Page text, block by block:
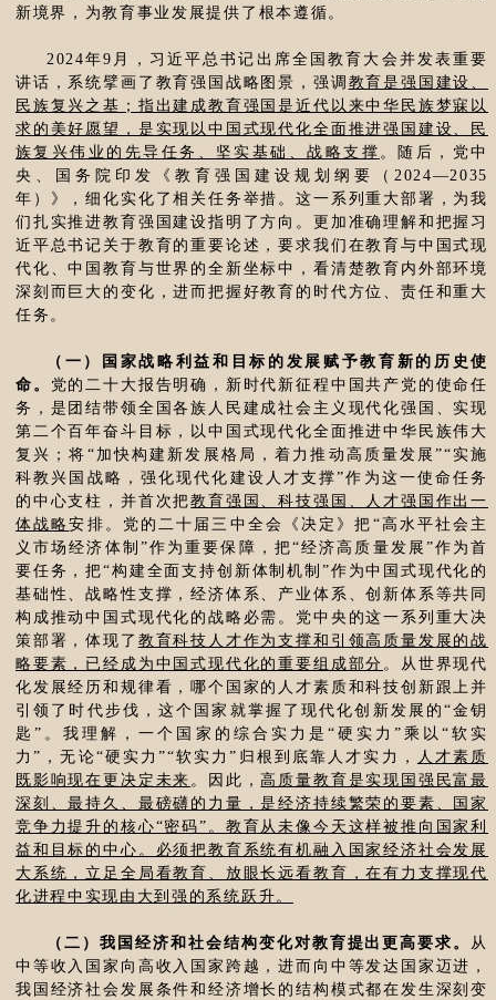
新境界，为教育事业发展提供了根本遵循。
2024年9月，习近平总书记出席全国教育大会并发表重要
讲话，系统擘画了教育强国战略图景，强调 教育是强国建设、
民族复兴之基；指出建成教育强国是近代以来中华民族梦寐以
求的美好愿望，是实现以中国式现代化全面推进强国建设、民
族复兴伟业的先导任务、坚实基础、战略支撑 。随后，党中
央、国务院印发《教育强国建设规划纲要（2024—2035
年）》，细化实化了相关任务举措。这一系列重大部署，为我
们扎实推进教育强国建设指明了方向。更加准确理解和把握习
近平总书记关于教育的重要论述，要求我们在教育与中国式现
代化、中国教育与世界的全新坐标中，看清楚教育内外部环境
深刻而巨大的变化，进而把握好教育的时代方位、责任和重大
任务。
（一）国家战略利益和目标的发展赋予教育新的历史使
命。 党的二十大报告明确，新时代新征程中国共产党的使命任
务，是团结带领全国各族人民建成社会主义现代化强国、实现
第二个百年奋斗目标，以中国式现代化全面推进中华民族伟大
复兴；将“加快构建新发展格局，着力推动高质量发展”“实施
科教兴国战略，强化现代化建设人才支撑”作为这一使命任务
的中心支柱，并首次把教育强国、科技强国、人才强国作出一
体战略安排。党的二十届三中全会《决定》把“高水平社会主
义市场经济体制”作为重要保障，把“经济高质量发展”作为首
要任务，把“构建全面支持创新体制机制”作为中国式现代化的
基础性、战略性支撑，经济体系、产业体系、创新体系等共同
构成推动中国式现代化的战略必需。党中央的这一系列重大决
策部署，体现了 教育科技人才作为支撑和引领高质量发展的战
略要素，已经成为中国式现代化的重要组成部分 。从世界现代
化发展经历和规律看，哪个国家的人才素质和科技创新跟上并
引领了时代步伐，这个国家就掌握了现代化创新发展的“金钥
匙”。我理解，一个国家的综合实力是“硬实力”乘以“软实
力”，无论“硬实力”“软实力”归根到底靠人才实力，
人才素质
既影响现在更决定未来 。因此，高质量教育是实现国强民富最
深刻、最持久、最磅礴的力量，是经济持续繁荣的要素、国家
竞争力提升的核心“密码”。教育从未像今天这样被推向国家利
益和目标的中心。必须把教育系统有机融入国家经济社会发展
大系统，立足全局看教育、放眼长远看教育，在有力支撑现代
化进程中实现由大到强的系统跃升。
（二）我国经济和社会结构变化对教育提出更高要求。 从
中等收入国家向高收入国家跨越，进而向中等发达国家迈进，
我国经济社会发展条件和经济增长的结构模式都在发生深刻变